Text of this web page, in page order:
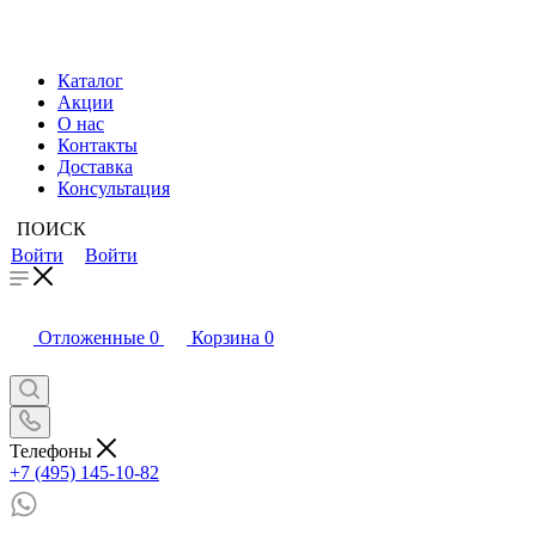
Каталог
Акции
О нас
Контакты
Доставка
Консультация
ПОИСК
Войти
Войти
Отложенные 0 Корзина 0
Телефоны
+7 (495) 145-10-82